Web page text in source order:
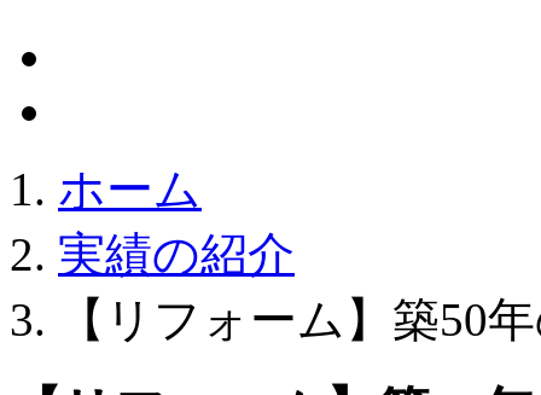
ホーム
実績の紹介
【リフォーム】築